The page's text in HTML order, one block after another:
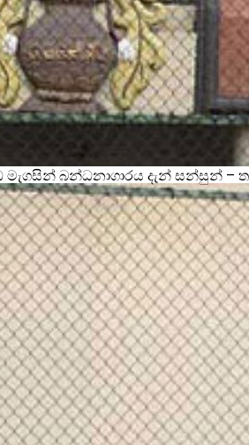
බන්ධනාගාරය දැන් සන්සුන් –